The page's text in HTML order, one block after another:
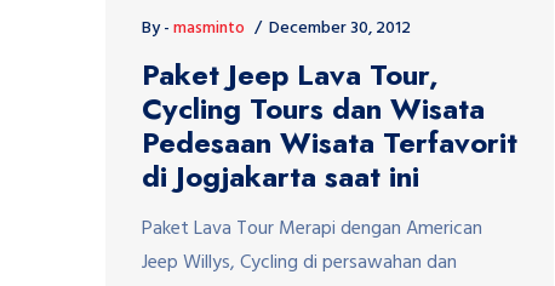
By -masminto December 30, 2012
Paket Jeep Lava Tour,
Cycling Tours dan Wisata
Pedesaan Wisata Terfavorit
di Jogjakarta saat ini
Paket Lava Tour Merapi dengan American
Jeep Willys, Cycling di persawahan dan